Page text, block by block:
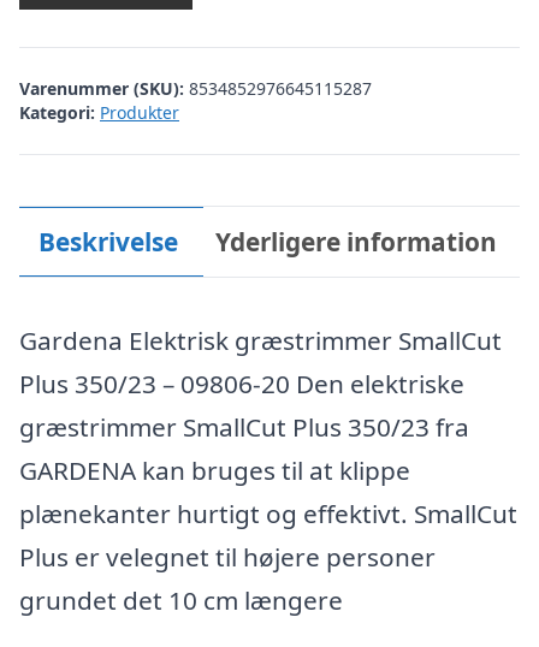
Varenummer (SKU): 8534852976645115287
Kategori: Produkter
Beskrivelse Yderligere information
Gardena Elektrisk græstrimmer SmallCut
Plus 350/23 – 09806-20 Den elektriske
græstrimmer SmallCut Plus 350/23 fra
GARDENA kan bruges til at klippe
plænekanter hurtigt og effektivt. SmallCut
Plus er velegnet til højere personer
grundet det 10 cm længere